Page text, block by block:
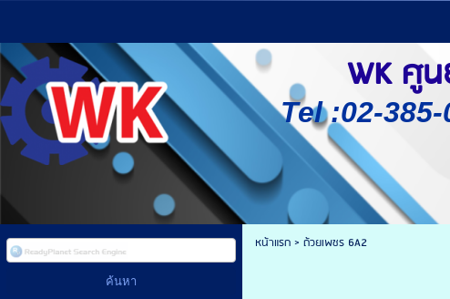
WK ศู
Tel :02-385-
หน้าแรก> ถ้วยเพชร 6A2